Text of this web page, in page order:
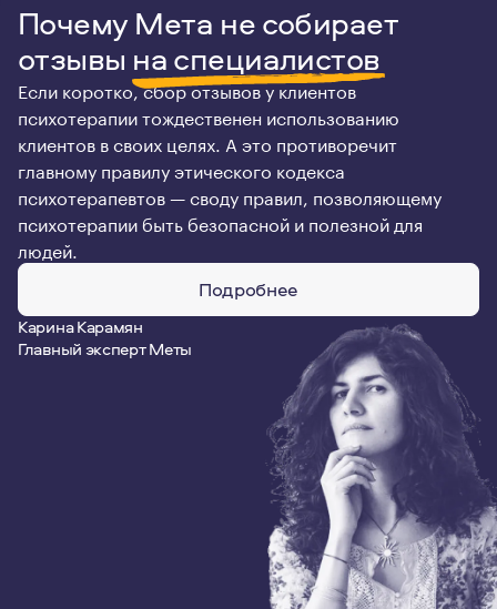
Почему Мета не собирает
отзывы на специалистов
Если коротко, сбор отзывов у клиентов
психотерапии тождественен использованию
клиентов в своих целях. А это противоречит
главному правилу этического кодекса
психотерапевтов — своду правил, позволяющему
психотерапии быть безопасной и полезной для
людей.
Подробнее
Карина Карамян
Главный эксперт Меты